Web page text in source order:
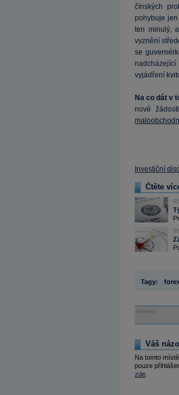
čínských
pohybuje
ten minulý,
vyznění
se
vyjádření
Na co dát v
nové
Investiční
Čtěte
Tagy:
Reklama
Váš
Na tomto
pouze
zde